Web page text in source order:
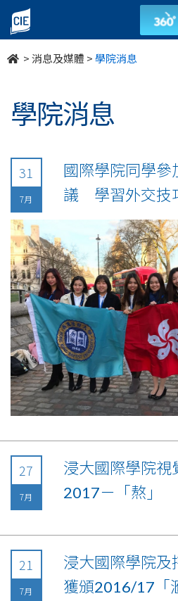
undefined
>消息及媒體 >學院消息
學院消息
31
7月
國際學院同學參
議 學習外交技
27
7月
浸大國際學院視
2017－「熬」
21
7月
浸大國際學院及
獲頒2016/17「